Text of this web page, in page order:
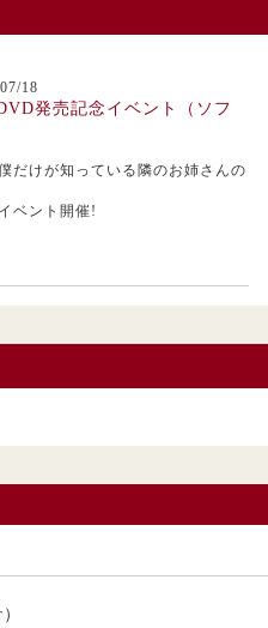
18
発売記念イベント（ソフ
僕だけが知っている隣のお姉さんの
ベント開催!